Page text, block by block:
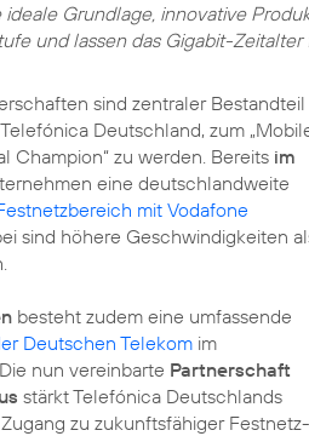
ideale Grundlage, innovative
und lassen das Gigabit-Zeitalter
sind zentraler Bestandteil
Deutschland, zum
Champion“ zu werden. Bereits im
eine deutschlandweite
mit Vodafone
sind höhere Geschwindigkeiten
besteht zudem eine umfassende
Deutschen Telekom im
nun vereinbarte Partnerschaft
stärkt Telefónica Deutschlands
zu zukunftsfähiger Festnetz-